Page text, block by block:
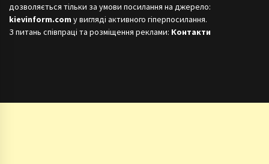
дозволяється тільки за умови посилання на джерело:
kievinform.com у вигляді активного гіперпосилання.
З питань співпраці та розміщення реклами: Контакти